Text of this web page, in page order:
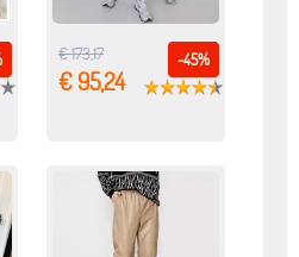
-45%
€ 173,17
€ 95,24